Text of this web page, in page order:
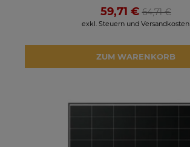
59,71 € 64,71 €
exkl. Steuern und Versandkosten
ZUM WARENKORB